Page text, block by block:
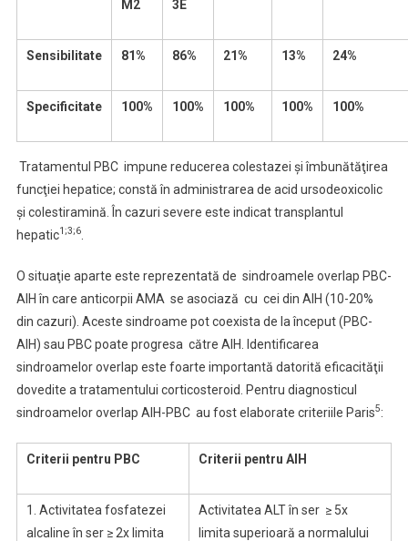
M2
3E
Sensibilitate 81% 86% 21% 13% 24%
Specificitate 100% 100% 100% 100% 100%
Tratamentul PBC impune reducerea colestazei şi îmbunătăţirea
funcţiei hepatice; constă în administrarea de acid ursodeoxicolic
şi colestiramină. În cazuri severe este indicat transplantul
hepatic1;3;6.
O situaţie aparte este reprezentată de sindroamele overlap PBC-
AIH în care anticorpii AMA se asociază cu cei din AIH (10-20%
din cazuri). Aceste sindroame pot coexista de la început (PBC-
AIH) sau PBC poate progresa către AIH. Identificarea
sindroamelor overlap este foarte importantă datorită eficacităţii
dovedite a tratamentului corticosteroid. Pentru diagnosticul
sindroamelor overlap AIH-PBC au fost elaborate criteriile Paris5:
Criterii pentru PBC Criterii pentru AIH
1. Activitatea fosfatezei
alcaline în ser ≥ 2x limita
Activitatea ALT în ser ≥ 5x
limita superioară a normalului